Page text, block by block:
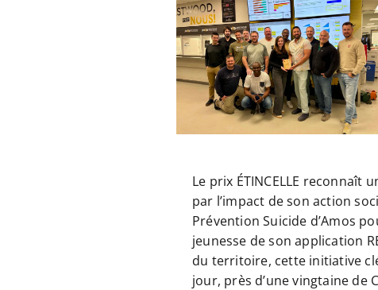
Le prix ÉTINCELLE reconnaît
par l’impact de son action
Prévention Suicide d’Amos
jeunesse de son application
du territoire, cette initiative
jour, près d’une vingtaine